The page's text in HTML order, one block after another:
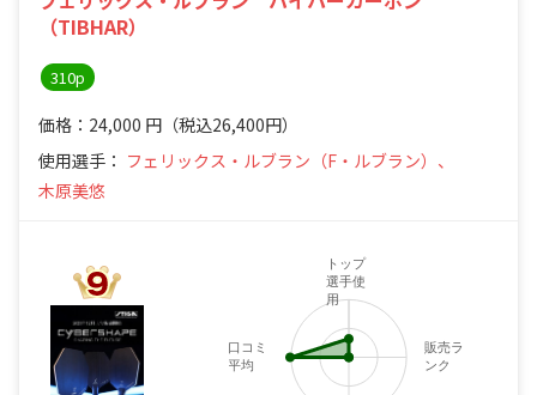
（TIBHAR）
310p
価格：24,000 円 （税込26,400円）
使用選手： フェリックス・ルブラン（F・ルブラン）、
木原美悠
トップ
選手使
用
販売ラ
ンク
口コミ
平均